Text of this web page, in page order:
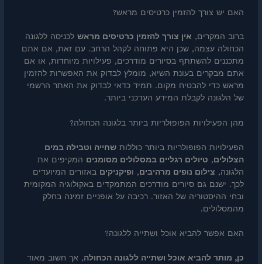
האם יש צורך להזמין כרטיסים מראש?
ברוב המקרים, אין צורך להזמין כרטיסים מראש לכניסה ללגונה
הכחולה עצמה, שכן היא פתוחה לקהל הרחב. עם זאת, אם אתם
מתכננים להשתתף בסיורים מודרכים, פעילויות מיוחדות, או אם
אתם מבקרים בעונת השיא, מומלץ לבדוק את האפשרות להזמין
מראש כדי להבטיח מקום. תמיד כדאי לבדוק את האתר הרשמי
של הלגונה לקבלת המידע העדכני ביותר.
מהן הפעילויות הפופולריות ביותר בלגונה הכחולה?
הפעילויות הפופולריות ביותר כוללותשחייה וטבילה במים
הצלולים, טיולים רגליים במסלולים מסומנים המקיפים את
הלגונה, צילום נופים מרהיבים, ופיקניקים באזורים המיועדים
לכך. ישנם גם סיורים מודרכים המתמקדים באקולוגיה המקומית
ובחי ההיסטוריה של האזור. רכיבה על אופניים זמינה בחלק
מהמסלולים.
האם אפשר להביא אוכל ושתייה ללגונה?
כן, מותר להביא אוכל ושתייה ללגונה הכחולה, אך חשוב מאוד